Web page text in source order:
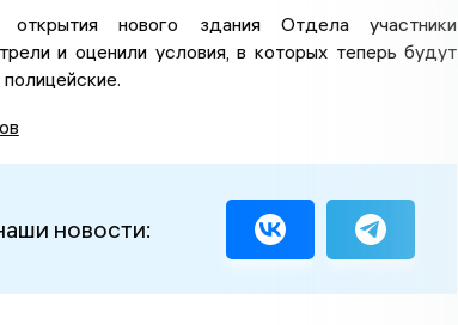
открытия нового здания Отдела участники
и оценили условия, в которых теперь будут
новости: